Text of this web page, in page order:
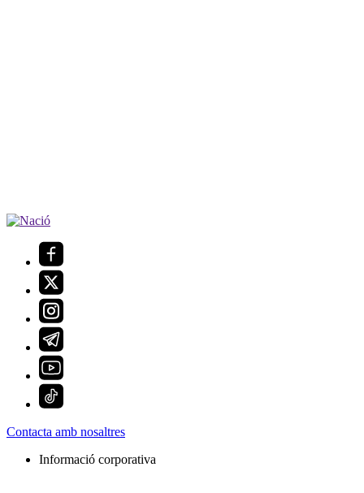
Contacta amb nosaltres
Informació corporativa